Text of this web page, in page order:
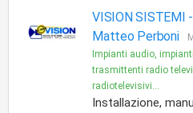
VISION SISTEMI -
Matteo Perboni
Impianti audio,
trasmittenti radio
radiotelevisivi...
Installazione,